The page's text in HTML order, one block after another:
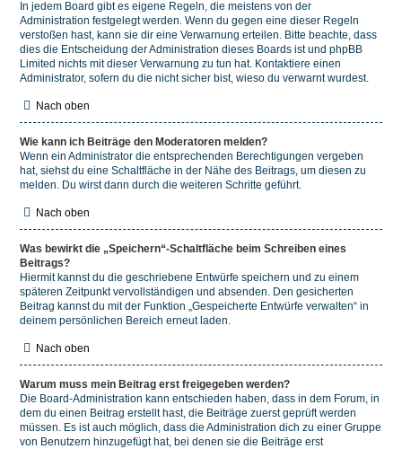
In jedem Board gibt es eigene Regeln, die meistens von der
Administration festgelegt werden. Wenn du gegen eine dieser Regeln
verstoßen hast, kann sie dir eine Verwarnung erteilen. Bitte beachte, dass
dies die Entscheidung der Administration dieses Boards ist und phpBB
Limited nichts mit dieser Verwarnung zu tun hat. Kontaktiere einen
Administrator, sofern du die nicht sicher bist, wieso du verwarnt wurdest.
Nach oben
Wie kann ich Beiträge den Moderatoren melden?
Wenn ein Administrator die entsprechenden Berechtigungen vergeben
hat, siehst du eine Schaltfläche in der Nähe des Beitrags, um diesen zu
melden. Du wirst dann durch die weiteren Schritte geführt.
Nach oben
Was bewirkt die „Speichern“-Schaltfläche beim Schreiben eines
Beitrags?
Hiermit kannst du die geschriebene Entwürfe speichern und zu einem
späteren Zeitpunkt vervollständigen und absenden. Den gesicherten
Beitrag kannst du mit der Funktion „Gespeicherte Entwürfe verwalten“ in
deinem persönlichen Bereich erneut laden.
Nach oben
Warum muss mein Beitrag erst freigegeben werden?
Die Board-Administration kann entschieden haben, dass in dem Forum, in
dem du einen Beitrag erstellt hast, die Beiträge zuerst geprüft werden
müssen. Es ist auch möglich, dass die Administration dich zu einer Gruppe
von Benutzern hinzugefügt hat, bei denen sie die Beiträge erst